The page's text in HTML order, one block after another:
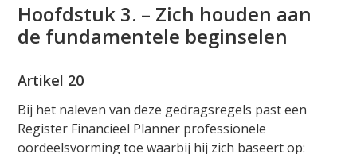
Hoofdstuk 3. – Zich houden aan
de fundamentele beginselen
Artikel 20
Bij het naleven van deze gedragsregels past een
Register Financieel Planner professionele
oordeelsvorming toe waarbij hij zich baseert op: